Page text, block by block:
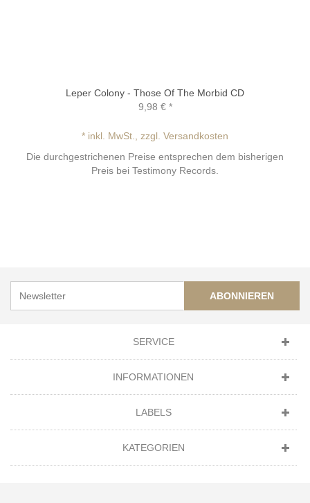
Leper Colony - Those Of The Morbid CD
9,98 €*
* inkl. MwSt., zzgl. Versandkosten
Die durchgestrichenen Preise entsprechen dem bisherigen
Preis bei Testimony Records.
ABONNIEREN
SERVICE
INFORMATIONEN
LABELS
KATEGORIEN